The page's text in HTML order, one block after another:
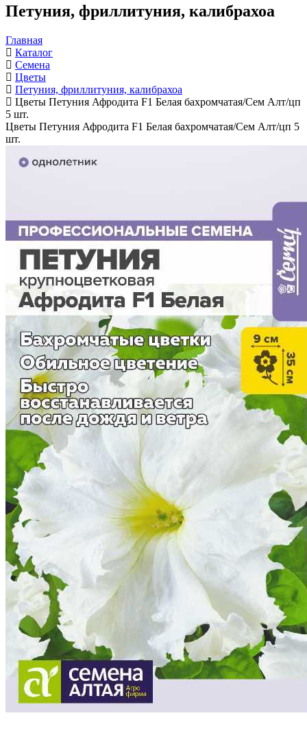
Петуния, фриллитуния, калибрахоа
Главная
Каталог
Семена
Цветы
Петуния, фриллитуния, калибрахоа
Цветы Петуния Афродита F1 Белая бахромчатая/Сем Алт/цп
5 шт.
Цветы Петуния Афродита F1 Белая бахромчатая/Сем Алт/цп 5
шт.